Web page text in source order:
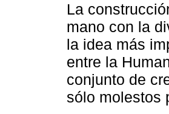
La
mano con la
la idea más
entre la
conjunto de
sólo molestos